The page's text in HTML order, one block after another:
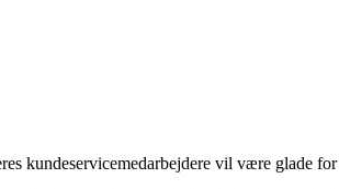
kundeservicemedarbejdere vil være glade